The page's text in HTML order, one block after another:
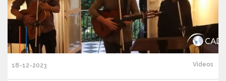
18-12-2023 Videos